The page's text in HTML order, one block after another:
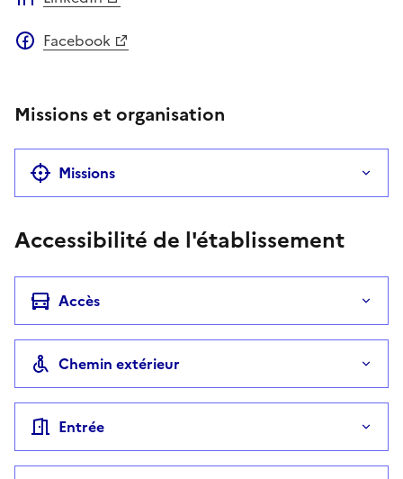
Facebook
Missions et organisation
Missions
Accessibilité de l'établissement
Accès
Chemin extérieur
Entrée